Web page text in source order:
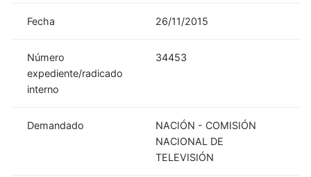
Fecha 26/11/2015
Número
expediente/radicado
interno
34453
Demandado
NACIÓN - COMISIÓN
NACIONAL DE
TELEVISIÓN